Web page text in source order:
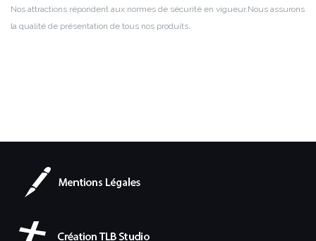
Nos attractions répondent aux normes de sécurité en vigueur.Nous assurons
la qualité de présentation de tous nos produits.